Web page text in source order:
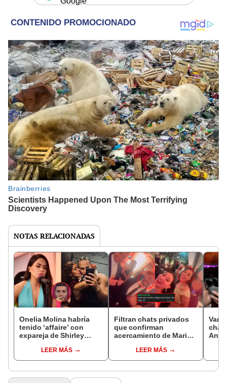
NOTAS RELACIONADAS
Onelia Molina habría
tenido ‘affaire’ con
expareja de Shirley
Mario Irivarren, asegura
Flor Ortola
LEER MÁS
Filtran chats privados
que confirman
acercamiento de Mario
tras ser ampayados en
boda
LEER MÁS